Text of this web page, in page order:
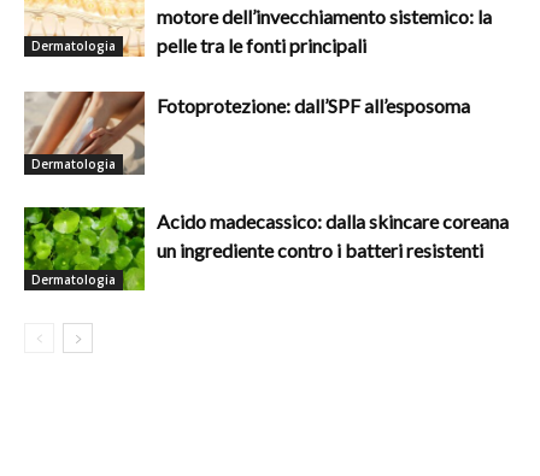
Dermatologia
motore dell’invecchiamento sistemico: la
pelle tra le fonti principali
Dermatologia
Fotoprotezione: dall’SPF all’esposoma
Dermatologia
Acido madecassico: dalla skincare coreana
un ingrediente contro i batteri resistenti